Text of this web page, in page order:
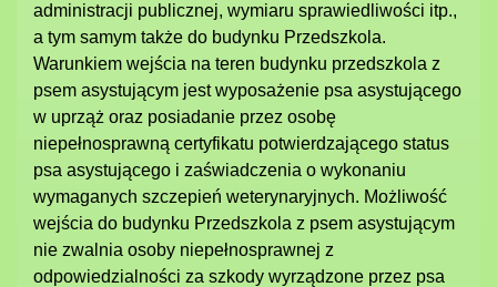
administracji publicznej, wymiaru sprawiedliwości itp.,
a tym samym także do budynku Przedszkola.
Warunkiem wejścia na teren budynku przedszkola z
psem asystującym jest wyposażenie psa asystującego
w uprząż oraz posiadanie przez osobę
niepełnosprawną certyfikatu potwierdzającego status
psa asystującego i zaświadczenia o wykonaniu
wymaganych szczepień weterynaryjnych. Możliwość
wejścia do budynku Przedszkola z psem asystującym
nie zwalnia osoby niepełnosprawnej z
odpowiedzialności za szkody wyrządzone przez psa